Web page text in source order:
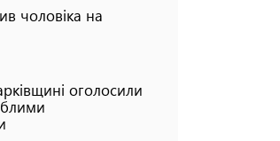
чоловіка на
оголосили